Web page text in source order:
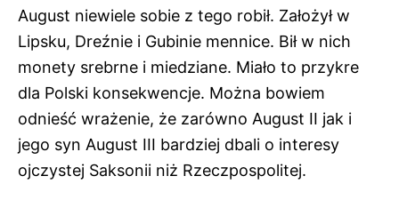
August niewiele sobie z tego robił. Założył w
Lipsku, Dreźnie i Gubinie mennice. Bił w nich
monety srebrne i miedziane. Miało to przykre
dla Polski konsekwencje. Można bowiem
odnieść wrażenie, że zarówno August II jak i
jego syn August III bardziej dbali o interesy
ojczystej Saksonii niż Rzeczpospolitej.